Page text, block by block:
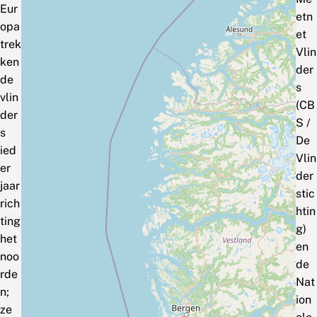
Eur
opa
trek
ken
de
vlin
der
s
ied
er
jaar
rich
ting
het
noo
rde
n;
ze
etn
et
Vlin
der
s
(CB
S /
De
Vlin
der
stic
htin
g)
en
de
Nat
ion